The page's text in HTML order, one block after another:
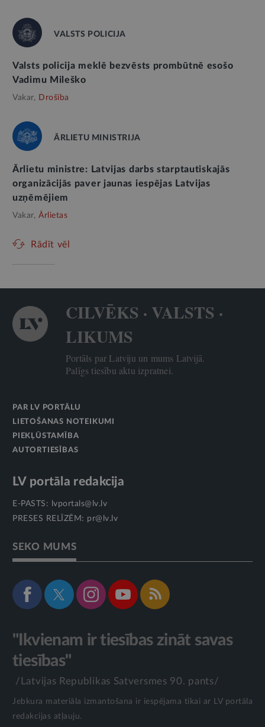
VALSTS POLICIJA
Valsts policija meklē bezvēsts prombūtnē esošo
Vadimu Mileško
Vakar, Drošība
ĀRLIETU MINISTRIJA
Ārlietu ministre: Latvijas darbs starptautiskajās
organizācijās paver jaunas iespējas Latvijas
uzņēmējiem
Vakar, Ārlietas
Rādīt vēl
CILVĒKS · VALSTS ·
LIKUMS
Portāls par Latviju un mums Latvijā.
Palīgs tiesību aktu izpratnei.
PAR LV PORTĀLU
LIETOŠANAS NOTEIKUMI
PIEKĻŪSTAMĪBA
AUTORTIESĪBAS
LV portāla redakcija
E-PASTS:
lvportals@lv.lv
PRESES RELĪZĒM: pr@lv.lv
SEKO MUMS
"Ikvienam ir tiesības zināt savas
tiesības"
/Latvijas Republikas Satversmes 90. pants/
Jebkura materiāla izmantošana ir iespējama tikai ar LV portāla
redakcijas atļauju.